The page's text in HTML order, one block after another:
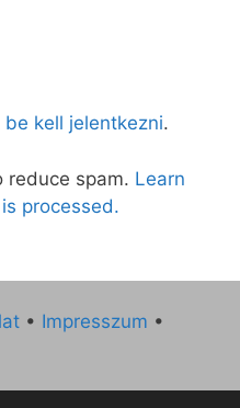
be kell jelentkezni.
reduce spam. Learn
processed.
• Impresszum •